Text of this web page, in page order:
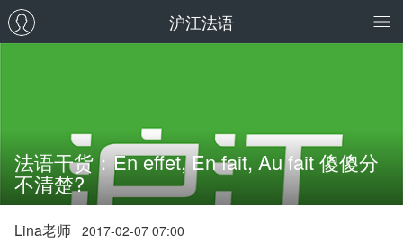
沪江法语
法语干货：En effet, En fait, Au fait 傻傻分
不清楚?
Lina老师 2017-02-07 07:00